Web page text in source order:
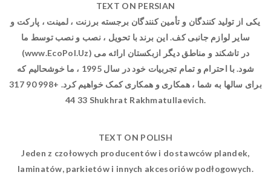
TEXT ON PERSIAN
یکی از تولید کنندگان و تأمین کنندگان برجسته برزنت ، لمینت ، پارکت و
سایر لوازم جانبی کف. این برند با تحویل ، نصب و نصب توسط ما
(www.EcoPol.Uz) در تاشکند و مناطق دیگر ازبکستان ارائه می
شود. با احترام و تمام تجربیات خود در سال 1995 ، ما خوشحالیم که
برای سالها به شما ، همکاری و همکاری کمک خواهیم کرد. +998 90 317
33 44 Shukhrat Rakhmatullaevich.
TEXT ON POLISH
Jeden z czołowych producentów i dostawców plandek,
laminatów, parkietów i innych akcesoriów podłogowych.